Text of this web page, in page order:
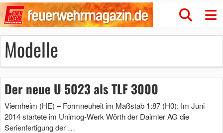
Modelle
Der neue U 5023 als TLF 3000
Viernheim (HE) – Formneuheit im Maßstab 1:87 (H0): Im Juni
2014 startete im Unimog-Werk Wörth der Daimler AG die
Serienfertigung der …